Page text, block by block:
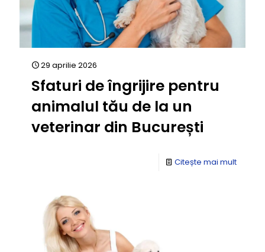
29 aprilie 2026
Sfaturi de îngrijire pentru
animalul tău de la un
veterinar din București
Citește mai mult